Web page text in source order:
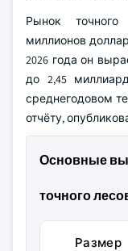
Рынок
миллионов
2026 года он
до 2,45
среднегодовом
отчёту,
Основные
точного
Размер